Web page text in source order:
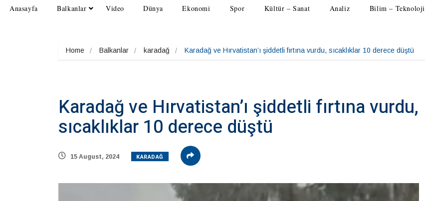
Anasayfa Balkanlar Video Dünya Ekonomi Spor Kültür – Sanat Analiz Bilim – Teknoloji
Home Balkanlar karadağ Karadağ ve Hırvatistan’ı şiddetli fırtına vurdu, sıcaklıklar 10 derece düştü
Karadağ ve Hırvatistan’ı şiddetli fırtına vurdu,
sıcaklıklar 10 derece düştü
15 August, 2024 KARADAĞ